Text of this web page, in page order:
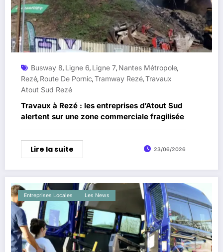
Busway 8, Ligne 6, Ligne 7, Nantes Métropole,
Rezé, Route De Pornic,Tramway Rezé,Travaux
Atout Sud Rezé
Travaux à Rezé : les entreprises d’Atout Sud
alertent sur une zone commerciale fragilisée
Lire la suite 23/06/2026
Entreprises Locales Les News